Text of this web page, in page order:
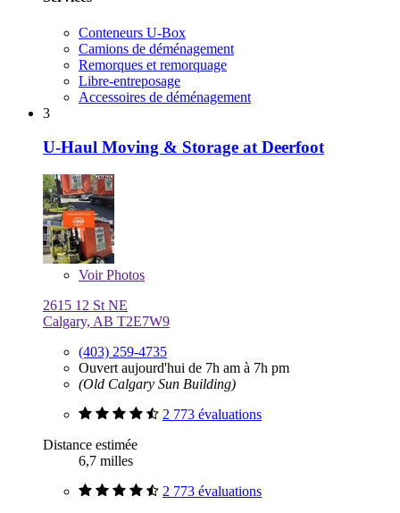
Conteneurs U-Box
Camions de déménagement
Remorques et remorquage
Libre-entreposage
Accessoires de déménagement
3
U-Haul Moving & Storage at Deerfoot
VoirPhotos
2615 12 St NE
Calgary, AB T2E7W9
(403) 259-4735
Ouvert aujourd'hui de 7h am à 7h pm
(Old Calgary Sun Building)
2 773 évaluations
Distance estimée
6,7 milles
2 773 évaluations